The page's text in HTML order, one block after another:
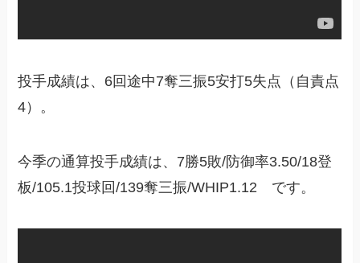
投手成績は、6回途中7奪三振5安打5失点（自責点
4）。
今季の通算投手成績は、7勝5敗/防御率3.50/18登
板/105.1投球回/139奪三振/WHIP1.12 です。